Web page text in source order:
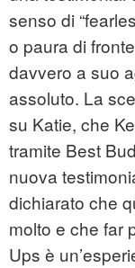
senso di
o paura di
davvero a suo
assoluto. La
su Katie, che
tramite Best
nuova
dichiarato che
molto e che far
Ups è